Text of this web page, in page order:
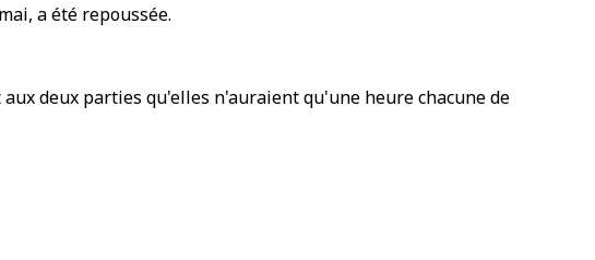
a été repoussée.
deux parties qu'elles n'auraient qu'une heure chacune de